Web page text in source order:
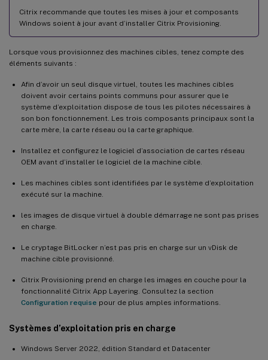
Citrix recommande que toutes les mises à jour et composants
Windows soient à jour avant d’installer Citrix Provisioning.
Lorsque vous provisionnez des machines cibles, tenez compte des
éléments suivants :
Afin d’avoir un seul disque virtuel, toutes les machines cibles
doivent avoir certains points communs pour assurer que le
système d’exploitation dispose de tous les pilotes nécessaires à
son bon fonctionnement. Les trois composants principaux sont la
carte mère, la carte réseau ou la carte graphique.
Installez et configurez le logiciel d’association de cartes réseau
OEM avant d’installer le logiciel de la machine cible.
Les machines cibles sont identifiées par le système d’exploitation
exécuté sur la machine.
les images de disque virtuel à double démarrage ne sont pas prises
en charge.
Le cryptage BitLocker n’est pas pris en charge sur un vDisk de
machine cible provisionné.
Citrix Provisioning prend en charge les images en couche pour la
fonctionnalité Citrix App Layering. Consultez la section
Configuration requise pour de plus amples informations.
Systèmes d’exploitation pris en charge
Windows Server 2022, édition Standard et Datacenter